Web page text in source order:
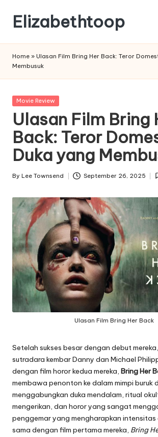
content
Elizabethtoop
Home » Ulasan Film Bring Her Back: Teror
Membusuk
Posted
Movie Review
Ulasan Film Bring
Back: Teror
Duka yang
Posted
By Lee Townsend September 26, 2025
Ulasan Film Bring Her Back
Setelah sukses besar dengan debut mereka,
sutradara kembar Danny dan Michael
dengan film horor kedua mereka, Bring Her
membawa penonton ke dalam mimpi buruk
menggabungkan duka mendalam, ritual
mengerikan, dan horor yang sangat
penggemar yang mengharapkan intensitas
sama dengan film pertama mereka, Bring